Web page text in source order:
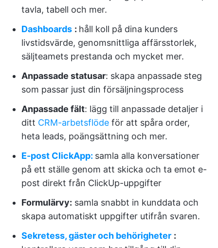
tavla, tabell och mer.
Dashboards : håll koll på dina kunders
livstidsvärde, genomsnittliga affärsstorlek,
säljteamets prestanda och mycket mer.
Anpassade statusar: skapa anpassade steg
som passar just din försäljningsprocess
Anpassade fält: lägg till anpassade detaljer i
ditt CRM-arbetsflöde för att spåra order,
heta leads, poängsättning och mer.
E-post ClickApp: samla alla konversationer
på ett ställe genom att skicka och ta emot e-
post direkt från ClickUp-uppgifter
Formulärvy: samla snabbt in kunddata och
skapa automatiskt uppgifter utifrån svaren.
Sekretess, gäster och behörigheter :